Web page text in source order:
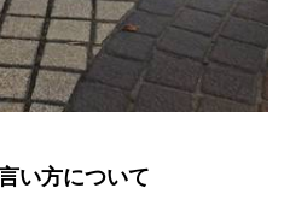
い方について